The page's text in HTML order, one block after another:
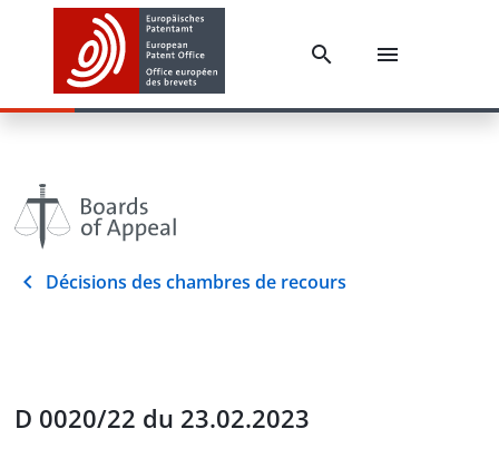
Décisions des chambres de recours
D 0020/22 du 23.02.2023